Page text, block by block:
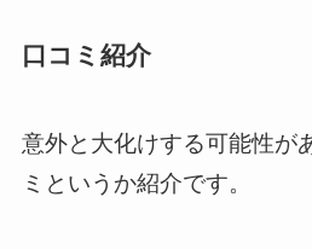
口コミ紹介
意外と大化けする可能性が
ミというか紹介です。